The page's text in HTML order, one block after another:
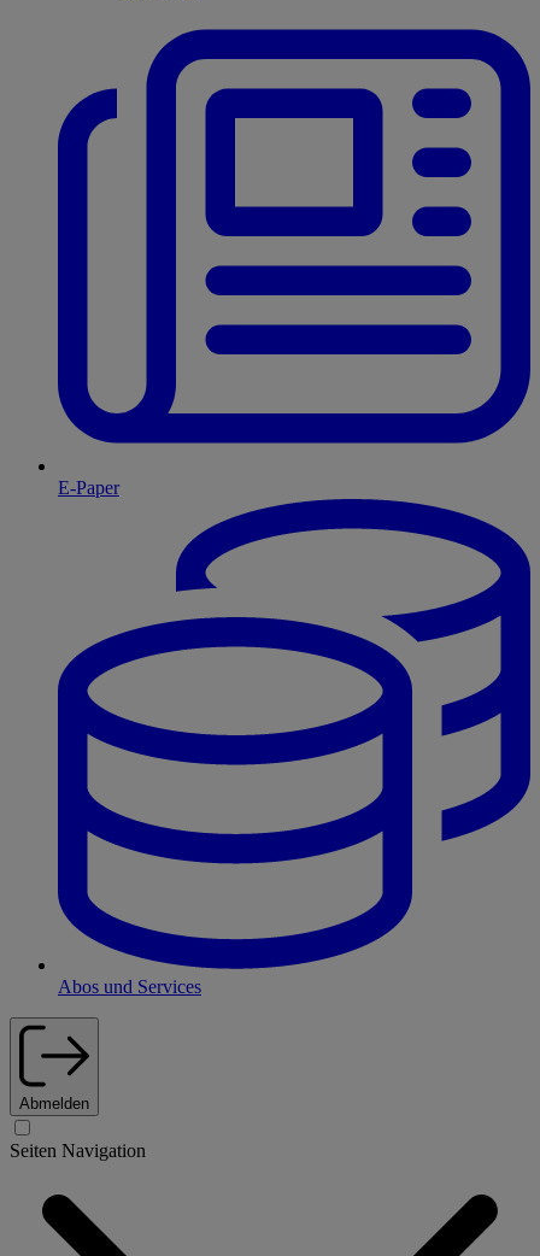
E-Paper
Abos und Services
Abmelden
Seiten Navigation